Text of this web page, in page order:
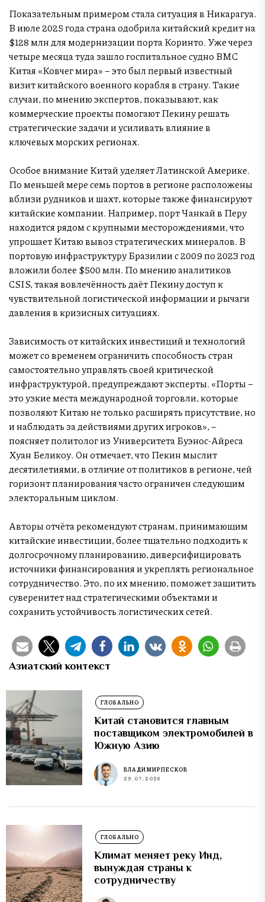
Показательным примером стала ситуация в Никарагуа.
В июле 2025 года страна одобрила китайский кредит на
$128 млн для модернизации порта Коринто. Уже через
четыре месяца туда зашло госпитальное судно ВМС
Китая «Ковчег мира» – это был первый известный
визит китайского военного корабля в страну. Такие
случаи, по мнению экспертов, показывают, как
коммерческие проекты помогают Пекину решать
стратегические задачи и усиливать влияние в
ключевых морских регионах.
Особое внимание Китай уделяет Латинской Америке.
По меньшей мере семь портов в регионе расположены
вблизи рудников и шахт, которые также финансируют
китайские компании. Например, порт Чанкай в Перу
находится рядом с крупными месторождениями, что
упрощает Китаю вывоз стратегических минералов. В
портовую инфраструктуру Бразилии с 2009 по 2023 год
вложили более $500 млн. По мнению аналитиков
CSIS, такая вовлечённость даёт Пекину доступ к
чувствительной логистической информации и рычаги
давления в кризисных ситуациях.
Зависимость от китайских инвестиций и технологий
может со временем ограничить способность стран
самостоятельно управлять своей критической
инфраструктурой, предупреждают эксперты. «Порты –
это узкие места международной торговли, которые
позволяют Китаю не только расширять присутствие, но
и наблюдать за действиями других игроков», –
поясняет политолог из Университета Буэнос-Айреса
Хуан Беликоу. Он отмечает, что Пекин мыслит
десятилетиями, в отличие от политиков в регионе, чей
горизонт планирования часто ограничен следующим
электоральным циклом.
Авторы отчёта рекомендуют странам, принимающим
китайские инвестиции, более тщательно подходить к
долгосрочному планированию, диверсифицировать
источники финансирования и укреплять региональное
сотрудничество. Это, по их мнению, поможет защитить
суверенитет над стратегическими объектами и
сохранить устойчивость логистических сетей.
Азиатский контекст
ГЛОБАЛЬНО
Китай становится главным
поставщиком электромобилей в
Южную Азию
ВЛАДИМИР ПЕСКОВ
29.07.2026
ГЛОБАЛЬНО
Климат меняет реку Инд,
вынуждая страны к
сотрудничеству